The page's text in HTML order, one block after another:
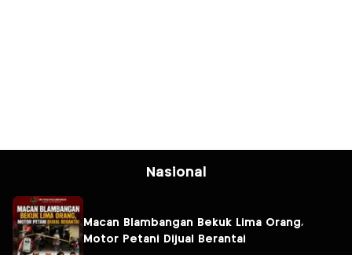
Nasional
Macan Blambangan Bekuk Lima Orang,
Motor Petani Dijual Berantai